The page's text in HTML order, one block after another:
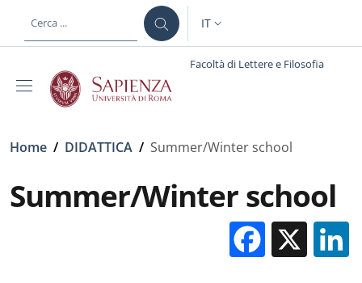
al contenuto principale
SELETTORE LINGUA:
IT
Facoltà di Lettere e Filosofia
Briciole di pane
Home / DIDATTICA / Summer/Winter school
Summer/Winter school
X